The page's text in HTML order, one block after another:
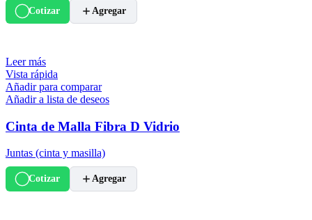
Cotizar Agregar
Leer más
Vista rápida
Añadir para comparar
Añadir a lista de deseos
Cinta de Malla Fibra D Vidrio
Juntas (cinta y masilla)
Cotizar Agregar